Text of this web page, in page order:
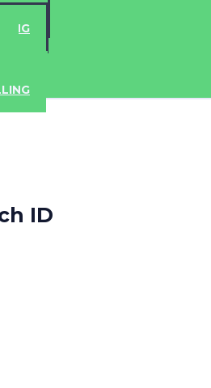
ID